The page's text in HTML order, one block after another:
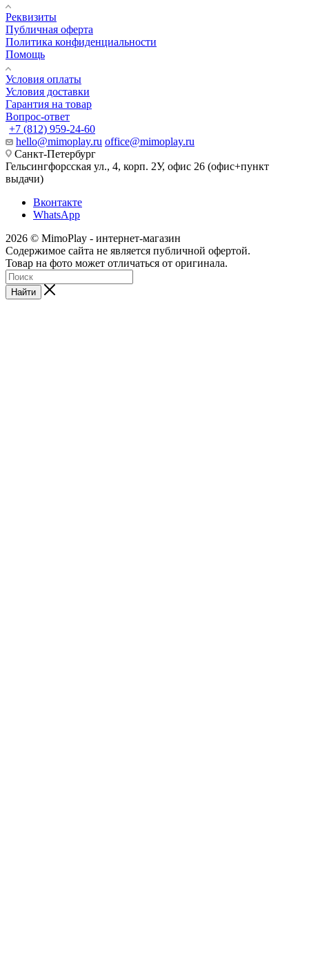
Реквизиты
Публичная оферта
Политика конфиденциальности
Помощь
Условия оплаты
Условия доставки
Гарантия на товар
Вопрос-ответ
+7 (812) 959-24-60
hello@mimoplay.ru office@mimoplay.ru
Санкт-Петербург
Гельсингфорсская ул., 4, корп. 2У, офис 26 (офис+пункт
выдачи)
Вконтакте
WhatsApp
2026 © MimoPlay - интернет-магазин
Содержимое сайта не является публичной офертой.
Товар на фото может отличаться от оригинала.
Найти